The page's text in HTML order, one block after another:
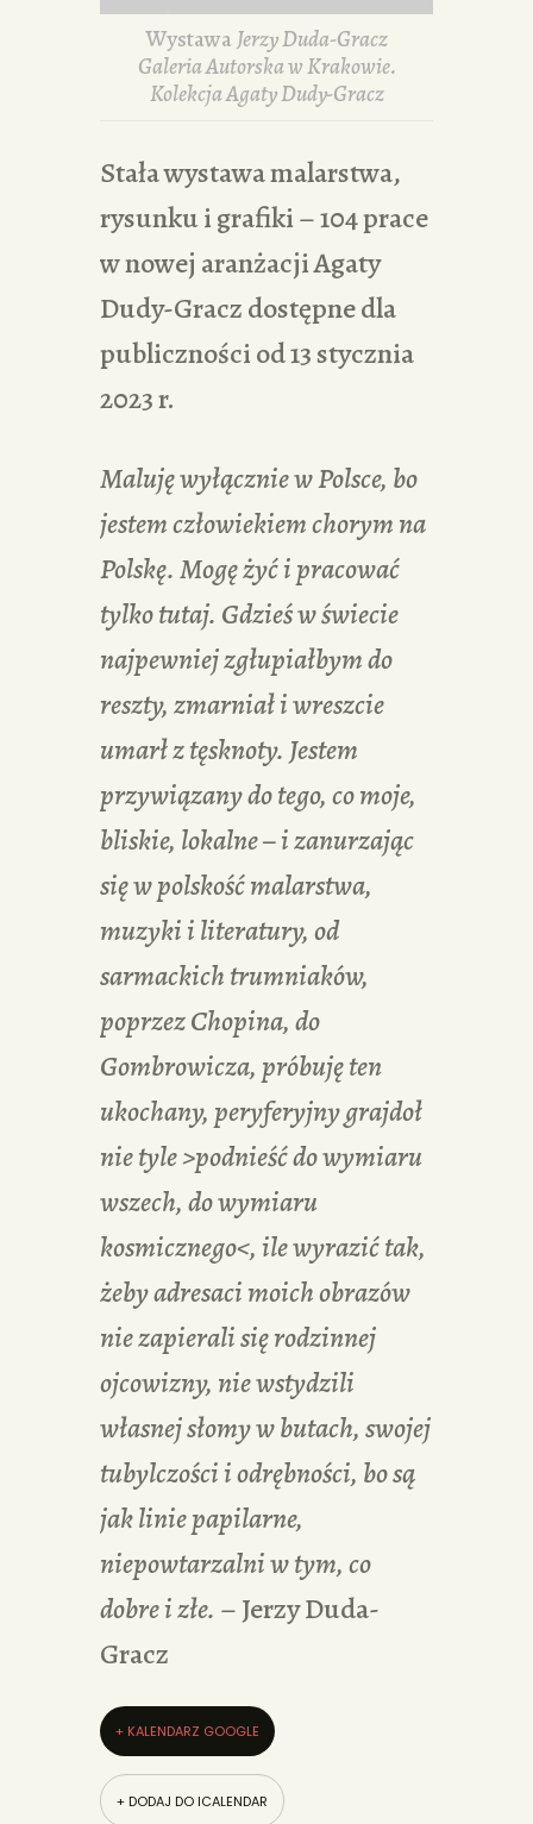
WystawaJerzy Duda-Gracz
Galeria Autorska w Krakowie.
Kolekcja Agaty Dudy-Gracz
Stała wystawa malarstwa,
rysunku i grafiki – 104 prace
w nowej aranżacji Agaty
Dudy-Gracz dostępne dla
publiczności od 13 stycznia
2023 r.
Maluję wyłącznie w Polsce, bo
jestem człowiekiem chorym na
Polskę. Mogę żyć i pracować
tylko tutaj. Gdzieś w świecie
najpewniej zgłupiałbym do
reszty, zmarniał i wreszcie
umarł z tęsknoty. Jestem
przywiązany do tego, co moje,
bliskie, lokalne – i zanurzając
się w polskość malarstwa,
muzyki i literatury, od
sarmackich trumniaków,
poprzez Chopina, do
Gombrowicza, próbuję ten
ukochany, peryferyjny grajdoł
nie tyle >podnieść do wymiaru
wszech, do wymiaru
kosmicznego<, ile wyrazić tak,
żeby adresaci moich obrazów
nie zapierali się rodzinnej
ojcowizny, nie wstydzili
własnej słomy w butach, swojej
tubylczości i odrębności, bo są
jak linie papilarne,
niepowtarzalni w tym, co
dobre i złe. – Jerzy Duda-
Gracz
+ KALENDARZ GOOGLE
+ DODAJ DO ICALENDAR